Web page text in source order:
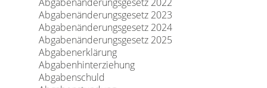
Abgabenänderungsgesetz 2023
Abgabenänderungsgesetz 2024
Abgabenänderungsgesetz 2025
Abgabenerklärung
Abgabenhinterziehung
Abgabenschuld